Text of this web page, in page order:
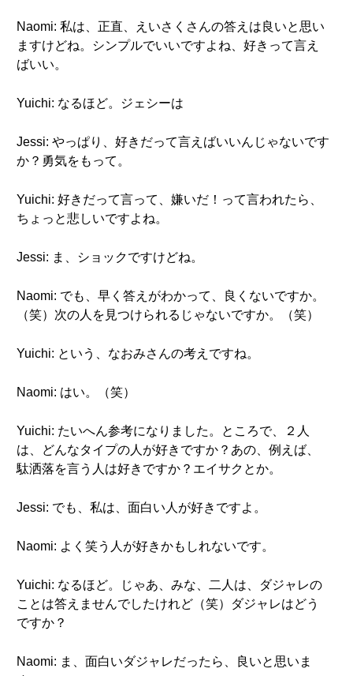
Naomi: 私は、正直、えいさくさんの答えは良いと思い
ますけどね。シンプルでいいですよね、好きって言え
ばいい。
Yuichi: なるほど。ジェシーは
Jessi: やっぱり、好きだって言えばいいんじゃないです
か？勇気をもって。
Yuichi: 好きだって言って、嫌いだ！って言われたら、
ちょっと悲しいですよね。
Jessi: ま、ショックですけどね。
Naomi: でも、早く答えがわかって、良くないですか。
（笑）次の人を見つけられるじゃないですか。（笑）
Yuichi: という、なおみさんの考えですね。
Naomi: はい。（笑）
Yuichi: たいへん参考になりました。ところで、２人
は、どんなタイプの人が好きですか？あの、例えば、
駄洒落を言う人は好きですか？エイサクとか。
Jessi: でも、私は、面白い人が好きですよ。
Naomi: よく笑う人が好きかもしれないです。
Yuichi: なるほど。じゃあ、みな、二人は、ダジャレの
ことは答えませんでしたけれど（笑）ダジャレはどう
ですか？
Naomi: ま、面白いダジャレだったら、良いと思いま